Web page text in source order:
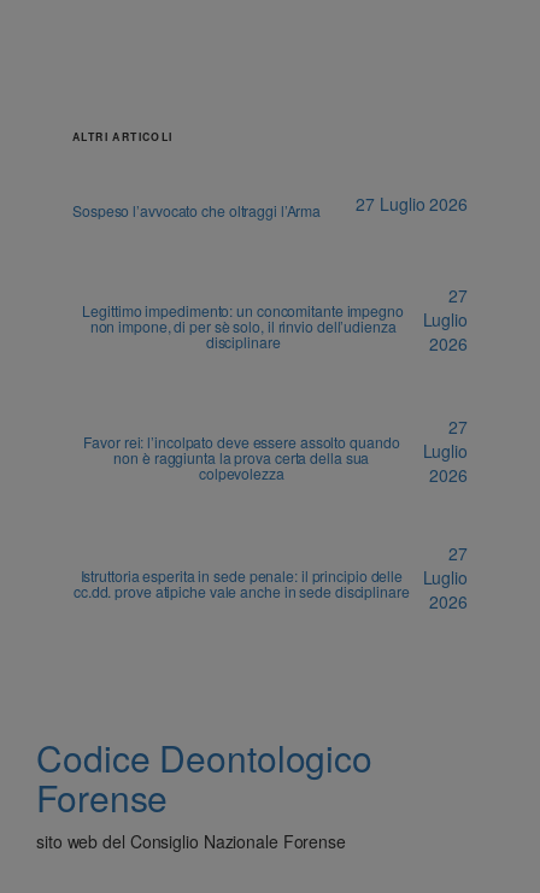
ALTRI ARTICOLI
Sospeso l’avvocato che oltraggi l’Arma 27 Luglio 2026
Legittimo impedimento: un concomitante impegno
non impone, di per sè solo, il rinvio dell’udienza
disciplinare
27
Luglio
2026
Favor rei: l’incolpato deve essere assolto quando
non è raggiunta la prova certa della sua
colpevolezza
27
Luglio
2026
Istruttoria esperita in sede penale: il principio delle
cc.dd. prove atipiche vale anche in sede disciplinare
27
Luglio
2026
Codice Deontologico
Forense
sito web del Consiglio Nazionale Forense